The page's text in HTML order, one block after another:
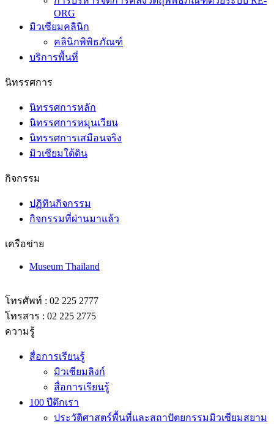
ORG
มิวเซียมคลินิก
คลินิกพิพิธภัณฑ์
บริการพื้นที่
นิทรรศการ
นิทรรศการหลัก
นิทรรศการหมุนเวียน
นิทรรศการเสมือนจริง
มิวเซียมใต้ดิน
กิจกรรม
ปฏิทินกิจกรรม
กิจกรรมที่ผ่านมาแล้ว
เครือข่าย
Museum Thailand
โทรศัพท์ : 02 225 2777
โทรสาร : 02 225 2775
ความรู้
สื่อการเรียนรู้
มิวเซียมลิงก์
สื่อการเรียนรู้
100 ปีตึกเรา
ประวัติศาสตร์พื้นที่และสถาปัตยกรรมมิวเซียมสยาม